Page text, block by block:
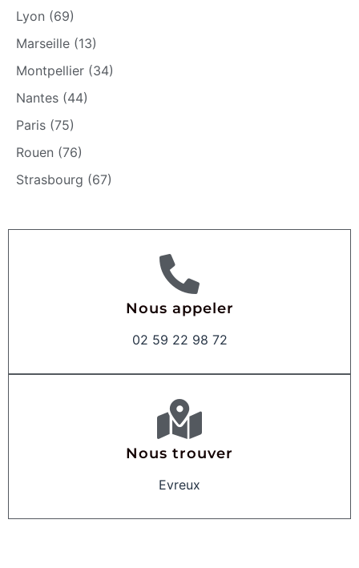
Lyon (69)
Marseille (13)
Montpellier (34)
Nantes (44)
Paris (75)
Rouen (76)
Strasbourg (67)
Nous appeler
02 59 22 98 72
Nous trouver
Evreux